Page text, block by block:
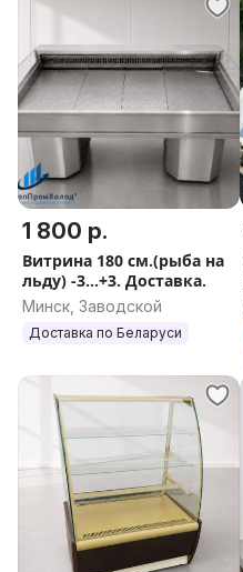
1 800 р.
Витрина 180 см.(рыба на
льду) -3...+3. Доставка.
Минск, Заводской
Доставка по Беларуси